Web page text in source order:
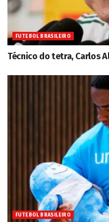
FUTEBOL BRASILEIRO
Técnico do tetra, Carlos
FUTEBOL BRASILEIRO